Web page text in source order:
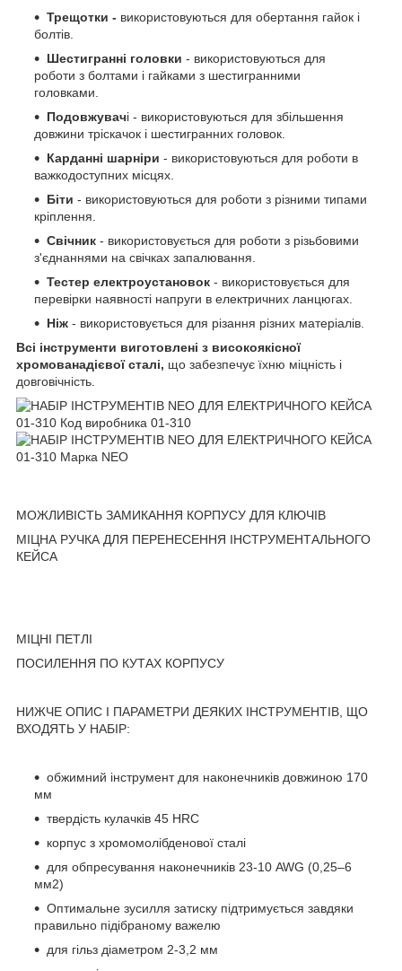
Трещотки - використовуються для обертання гайок і
болтів.
Шестигранні головки - використовуються для
роботи з болтами і гайками з шестигранними
головками.
Подовжувачі - використовуються для збільшення
довжини тріскачок і шестигранних головок.
Карданні шарніри - використовуються для роботи в
важкодоступних місцях.
Біти - використовуються для роботи з різними типами
кріплення.
Свічник - використовується для роботи з різьбовими
з'єднаннями на свічках запалювання.
Тестер електроустановок - використовується для
перевірки наявності напруги в електричних ланцюгах.
Ніж - використовується для різання різних матеріалів.
Всі інструменти виготовлені з високоякісної
хромованадієвої сталі, що забезпечує їхню міцність і
довговічність.
МОЖЛИВІСТЬ ЗАМИКАННЯ КОРПУСУ ДЛЯ КЛЮЧІВ
МІЦНА РУЧКА ДЛЯ ПЕРЕНЕСЕННЯ ІНСТРУМЕНТАЛЬНОГО
КЕЙСА
МІЦНІ ПЕТЛІ
ПОСИЛЕННЯ ПО КУТАХ КОРПУСУ
НИЖЧЕ ОПИС І ПАРАМЕТРИ ДЕЯКИХ ІНСТРУМЕНТІВ, ЩО
ВХОДЯТЬ У НАБІР:
обжимний інструмент для наконечників довжиною 170
мм
твердість кулачків 45 HRC
корпус з хромомолібденової сталі
для обпресування наконечників 23-10 AWG (0,25–6
мм2)
Оптимальне зусилля затиску підтримується завдяки
правильно підібраному важелю
для гільз діаметром 2-3,2 мм